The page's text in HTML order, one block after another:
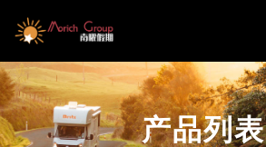
产品列表